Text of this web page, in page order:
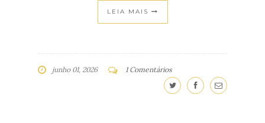
LEIA MAIS
junho 01, 2026 1 Comentários